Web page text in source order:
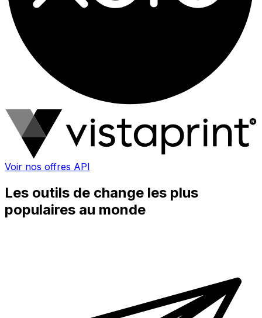
Voir nos offres API
Les outils de change les plus
populaires au monde